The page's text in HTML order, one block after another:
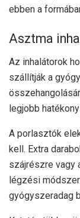
ebben a
Asztma
Az inhalátorok
szállítják a
legjobb
A porlasztók
kell. Extra
szájrészre vagy
légzési
gyógyszeradag